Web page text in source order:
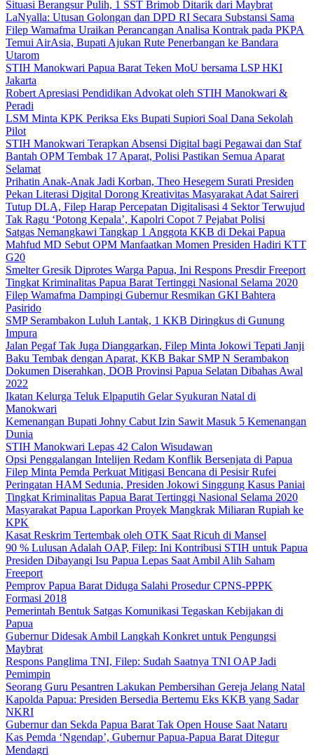
Situasi Berangsur Pulih, 1 SST Brimob Ditarik dari Maybrat
LaNyalla: Utusan Golongan dan DPD RI Secara Substansi Sama
Filep Wamafma Uraikan Perancangan Analisa Kontrak pada PKPA
Temui AirAsia, Bupati Ajukan Rute Penerbangan ke Bandara
Utarom
STIH Manokwari Papua Barat Teken MoU bersama LSP HKI
Jakarta
Robert Apresiasi Pendidikan Advokat oleh STIH Manokwari &
Peradi
LSM Minta KPK Periksa Eks Bupati Supiori Soal Dana Sekolah
Pilot
STIH Manokwari Terapkan Absensi Digital bagi Pegawai dan Staf
Bantah OPM Tembak 17 Aparat, Polisi Pastikan Semua Aparat
Selamat
Prihatin Anak-Anak Jadi Korban, Theo Hesegem Surati Presiden
Pekan Literasi Digital Dorong Kreativitas Masyarakat Adat Saireri
Tutup DLA, Filep Harap Percepatan Digitalisasi 4 Sektor Terwujud
Tak Ragu ‘Potong Kepala’, Kapolri Copot 7 Pejabat Polisi
Satgas Nemangkawi Tangkap 1 Anggota KKB di Dekai Papua
Mahfud MD Sebut OPM Manfaatkan Momen Presiden Hadiri KTT
G20
Smelter Gresik Diprotes Warga Papua, Ini Respons Presdir Freeport
Tingkat Kriminalitas Papua Barat Tertinggi Nasional Selama 2020
Filep Wamafma Dampingi Gubernur Resmikan GKI Bahtera
Pasirido
SMP Serambakon Luluh Lantak, 1 KKB Diringkus di Gunung
Impura
Jalan Pegaf Tak Juga Dianggarkan, Filep Minta Jokowi Tepati Janji
Baku Tembak dengan Aparat, KKB Bakar SMP N Serambakon
Dokumen Diserahkan, DOB Provinsi Papua Selatan Dibahas Awal
2022
Ikatan Kelurga Teluk Elpaputih Gelar Syukuran Natal di
Manokwari
Kemenangan Bupati Johny Cabut Izin Sawit Masuk 5 Kemenangan
Dunia
STIH Manokwari Lepas 42 Calon Wisudawan
Opsi Penggalangan Intelijen Redam Konflik Bersenjata di Papua
Filep Minta Pemda Perkuat Mitigasi Bencana di Pesisir Rufei
Peringatan HAM Sedunia, Presiden Jokowi Singgung Kasus Paniai
Tingkat Kriminalitas Papua Barat Tertinggi Nasional Selama 2020
Masyarakat Papua Laporkan Proyek Mangkrak Miliaran Rupiah ke
KPK
Kasat Reskrim Tertembak oleh OTK Saat Ricuh di Mansel
90 % Lulusan Adalah OAP, Filep: Ini Kontribusi STIH untuk Papua
Presiden Dibayangi Isu Papua Lepas Saat Ambil Alih Saham
Freeport
Pemprov Papua Barat Diduga Salahi Prosedur CPNS-PPPK
Formasi 2018
Pemerintah Bentuk Satgas Komunikasi Tegaskan Kebijakan di
Papua
Gubernur Didesak Ambil Langkah Konkret untuk Pengungsi
Maybrat
Respons Panglima TNI, Filep: Sudah Saatnya TNI OAP Jadi
Pemimpin
Seorang Guru Pesantren Lakukan Pembersihan Gereja Jelang Natal
Kapolda Papua: Presiden Bersedia Bertemu Eks KKB yang Sadar
NKRI
Gubernur dan Sekda Papua Barat Tak Open House Saat Nataru
Kas Pemda ‘Ngendap’, Gubernur Papua-Papua Barat Ditegur
Mendagri